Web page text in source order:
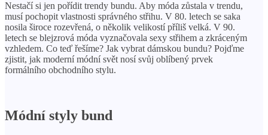
Nestačí si jen pořídit trendy bundu. Aby móda zůstala v trendu,
musí pochopit vlastnosti správného střihu. V 80. letech se saka
nosila široce rozevřená, o několik velikostí příliš velká. V 90.
letech se blejzrová móda vyznačovala sexy střihem a zkráceným
vzhledem. Co teď řešíme? Jak vybrat dámskou bundu? Pojďme
zjistit, jak moderní módní svět nosí svůj oblíbený prvek
formálního obchodního stylu.
Módní styly bund